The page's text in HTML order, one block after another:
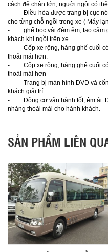
cách để chân lớn, người ngồi có
- Điều hòa được trang bị cục
cho từng chỗ ngồi trong xe ( Máy
- ghế bọc vải đệm êm, tạo cảm
khách khi ngồi trên xe
- Cốp xe rộng, hàng ghế cuối có
thoải mái hơn.
- Cốp xe rộng, hàng ghế cuối có
thoải mái hơn
- Trang bị màn hình DVD và
khách giải trí.
- Động cơ vận hành tốt, êm ái. Đi
nhàng thoải mái cho hành khách.
SẢN PHẨM LIÊN